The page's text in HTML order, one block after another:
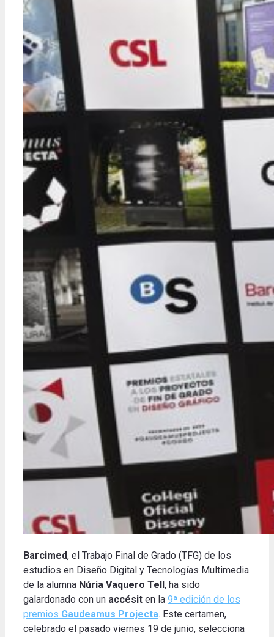
Barcimed, el Trabajo Final de Grado (TFG) de los
estudios en Diseño Digital y Tecnologías Multimedia
de la alumna Núria Vaquero Tell, ha sido
galardonado con un accésit en la 9ª edición de los
premios Gaudeamus Projecta. Este certamen,
celebrado el pasado viernes 19 de junio, selecciona